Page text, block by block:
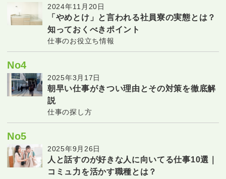
2024年11月20日
「やめとけ」と言われる社員寮の実態とは？
知っておくべきポイント
仕事のお役立ち情報
No4
2025年3月17日
朝早い仕事がきつい理由とその対策を徹底解
説
仕事の探し方
No5
2025年9月26日
人と話すのが好きな人に向いてる仕事10選｜
コミュ力を活かす職種とは？